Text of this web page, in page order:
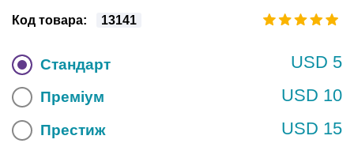
Код товара: 13141
Стандарт USD 5
Преміум USD 10
Престиж USD 15